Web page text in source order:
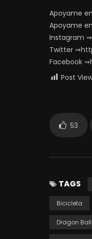
Apoyame
Apoyame
Instagram
Twitter
Facebook
Post
53
TAGS
Bicicleta
Dragon